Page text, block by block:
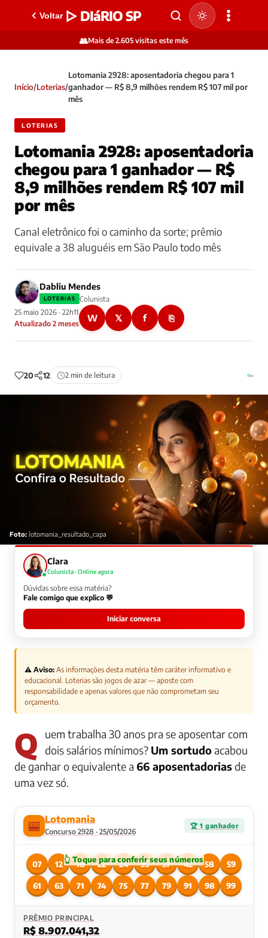
Voltar ▷ DIáRIO SP
👥Mais de 2.605 visitas este mês
Início/Loterias/
Lotomania 2928: aposentadoria chegou para 1
ganhador — R$ 8,9 milhões rendem R$ 107 mil por
mês
LOTERIAS
Lotomania 2928: aposentadoria
chegou para 1 ganhador — R$
8,9 milhões rendem R$ 107 mil
por mês
Canal eletrônico foi o caminho da sorte; prêmio
equivale a 38 aluguéis em São Paulo todo mês
Dabliu Mendes
LOTERIAS
Colunista
25 maio 2026 · 22h11
Atualizado 2 meses
W 𝕏 f ⎘
20 12 2 min de leitura –
Foto: lotomania_resultado_capa
Clara
Colunista · Online agora
Dúvidas sobre essa matéria?
Fale comigo que explico 💬
Iniciar conversa
⚠️ Aviso: As informações desta matéria têm caráter informativo e
educacional. Loterias são jogos de azar — aposte com
responsabilidade e apenas valores que não comprometam seu
orçamento.
Quem trabalha 30 anos pra se aposentar com dois salários mínimos? Um sortudoacabou
de ganhar o equivalente a 66 aposentadoriasde
uma vez só.
🎰 Lotomania
Concurso 2928 · 25/05/2026
🏆 1 ganhador
07 12 18 22 24 35 37 42 58 59
61 63 71 74 75 77 79 91 98 99
PRÊMIO PRINCIPAL
R$ 8.907.041,32